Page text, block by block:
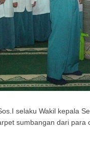
selaku Wakil kepala
sumbangan dari para